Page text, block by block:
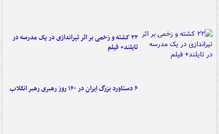
۲۲ کشته و زخمی بر اثر تیراندازی در یک مدرسه در
تایلند+ فیلم
۶ دستاورد بزرگ ایران در ۱۶۰ روز رهبری رهبر انقلاب